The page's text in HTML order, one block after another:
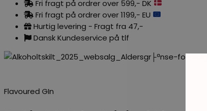
Fri fragt på ordrer over 599,- DK
Fri fragt på ordrer over 1199,- EU
Hurtig levering - Fragt fra 47,-
Dansk Kundeservice på tlf
Flavoured GIn